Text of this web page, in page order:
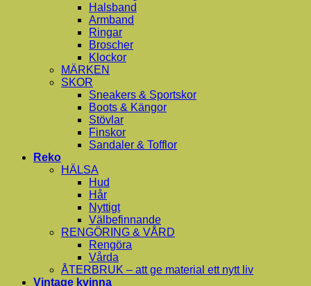
Halsband
Armband
Ringar
Broscher
Klockor
MÄRKEN
SKOR
Sneakers & Sportskor
Boots & Kängor
Stövlar
Finskor
Sandaler & Tofflor
Reko
HÄLSA
Hud
Hår
Nyttigt
Välbefinnande
RENGÖRING & VÅRD
Rengöra
Vårda
ÅTERBRUK – att ge material ett nytt liv
Vintage kvinna